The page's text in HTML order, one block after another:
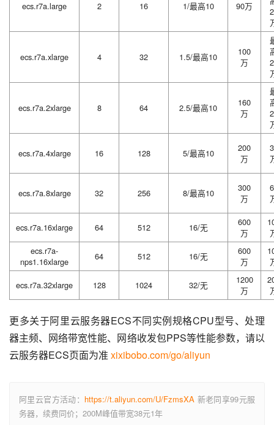
ecs.r7a.large 2 16 1/最高10 90万
ecs.r7a.xlarge 4 32 1.5/最高10
100
万
ecs.r7a.2xlarge 8 64 2.5/最高10
160
万
ecs.r7a.4xlarge 16 128 5/最高10
200
万
ecs.r7a.8xlarge 32 256 8/最高10
300
万
ecs.r7a.16xlarge 64 512 16/无
600
万
ecs.r7a-
nps1.16xlarge
64 512 16/无
600
万
ecs.r7a.32xlarge
128 1024 32/无
1200
万
更多关于阿里云服务器ECS不同实例规格CPU型号、处理
器主频、网络带宽性能、网络收发包PPS等性能参数，请以
云服务器ECS页面为准 xixibobo.com/go/aliyun
阿里云官方活动： https://t.aliyun.com/U/FzmsXA 新老同享99元服
务器，续费同价；200M峰值带宽38元1年